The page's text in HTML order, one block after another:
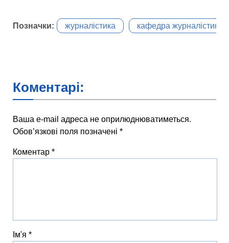
Позначки: журналістика кафедра журналістики
Коментарі:
Ваша e-mail адреса не оприлюднюватиметься.
Обов’язкові поля позначені *
Коментар *
Ім'я *